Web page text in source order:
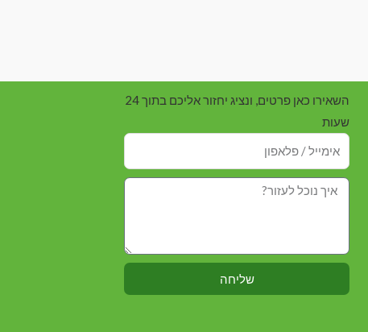
השאירו כאן פרטים, ונציג יחזור אליכם בתוך 24
שעות
שליחה